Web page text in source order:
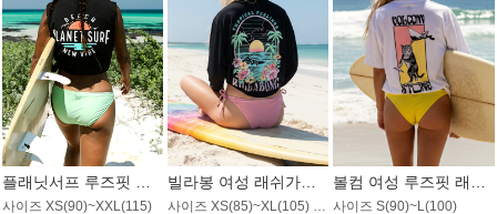
사이즈 XS(90)~XXL(115) 사이즈 XS(85)~XL(105) / 오버핏 사이즈 S(90)~L(100)